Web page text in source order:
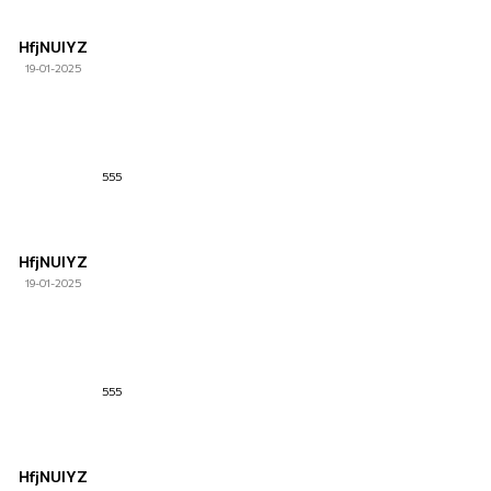
HfjNUlYZ
19-01-2025
HfjNUlYZ
19-01-2025
555
HfjNUlYZ
555